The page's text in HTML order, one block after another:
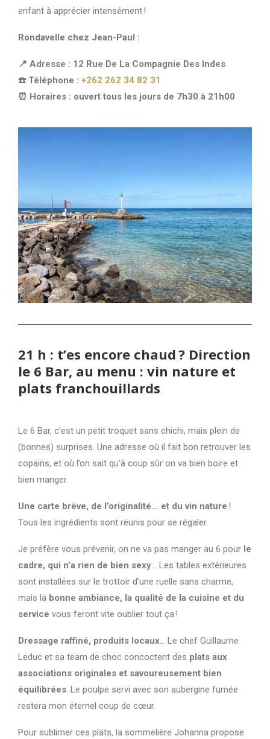
enfant à apprécier intensément !
Rondavelle chez Jean-Paul :
📍 Adresse : 12 Rue De La Compagnie Des Indes
☎️ Téléphone : +262 262 34 82 31
⏰ Horaires : ouvert tous les jours de 7h30 à 21h00
21 h : t’es encore chaud ? Direction
le 6 Bar, au menu : vin nature et
plats franchouillards
Le 6 Bar, c’est un petit troquet sans chichi, mais plein de
(bonnes) surprises. Une adresse où il fait bon retrouver les
copains, et où l’on sait qu’à coup sûr on va bien boire et
bien manger.
Une carte brève, de l’originalité… et du vin nature !
Tous les ingrédients sont réunis pour se régaler.
Je préfère vous prévenir, on ne va pas manger au 6 pour le
cadre, qui n’a rien de bien sexy… Les tables extérieures
sont installées sur le trottoir d’une ruelle sans charme,
mais la bonne ambiance, la qualité de la cuisine et du
service vous feront vite oublier tout ça !
Dressage raffiné, produits locaux… Le chef Guillaume
Leduc et sa team de choc concoctent des plats aux
associations originales et savoureusement bien
équilibrées. Le poulpe servi avec son aubergine fumée
restera mon éternel coup de cœur.
Pour sublimer ces plats, la sommelière Johanna propose